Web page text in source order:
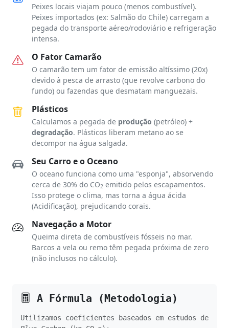
Peixes locais viajam pouco (menos combustível).
Peixes importados (ex: Salmão do Chile) carregam a
pegada do transporte aéreo/rodoviário e refrigeração
intensa.
O Fator Camarão
O camarão tem um fator de emissão altíssimo (20x)
devido à pesca de arrasto (que revolve carbono do
fundo) ou fazendas que desmatam manguezais.
Plásticos
Calculamos a pegada de produção (petróleo) +
degradação. Plásticos liberam metano ao se
decompor na água salgada.
Seu Carro e o Oceano
O oceano funciona como uma "esponja", absorvendo
cerca de 30% do CO2 emitido pelos escapamentos.
Isso protege o clima, mas torna a água ácida
(Acidificação), prejudicando corais.
Navegação a Motor
Queima direta de combustíveis fósseis no mar.
Barcos a vela ou remo têm pegada próxima de zero
(não inclusos no cálculo).
A Fórmula (Metodologia)
Utilizamos coeficientes baseados em estudos de